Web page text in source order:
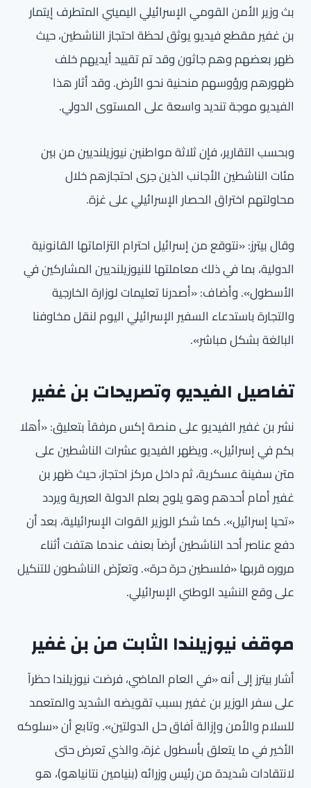
بث وزير الأمن القومي الإسرائيلي اليميني المتطرف إيتمار
بن غفير مقطع فيديو يوثق لحظة احتجاز الناشطين، حيث
ظهر بعضهم وهم جاثون وقد تم تقييد أيديهم خلف
ظهورهم ورؤوسهم منحنية نحو الأرض. وقد أثار هذا
الفيديو موجة تنديد واسعة على المستوى الدولي.
وبحسب التقارير، فإن ثلاثة مواطنين نيوزيلنديين من بين
مئات الناشطين الأجانب الذين جرى احتجازهم خلال
محاولتهم اختراق الحصار الإسرائيلي على غزة.
وقال بيترز: «نتوقع من إسرائيل احترام التزاماتها القانونية
الدولية، بما في ذلك معاملتها للنيوزيلنديين المشاركين في
الأسطول». وأضاف: «أصدرنا تعليمات لوزارة الخارجية
والتجارة باستدعاء السفير الإسرائيلي اليوم لنقل مخاوفنا
البالغة بشكل مباشر».
تفاصيل الفيديو وتصريحات بن غفير
نشر بن غفير الفيديو على منصة إكس مرفقاً بتعليق: «أهلا
بكم في إسرائيل». ويظهر الفيديو عشرات الناشطين على
متن سفينة عسكرية، ثم داخل مركز احتجاز، حيث ظهر بن
غفير أمام أحدهم وهو يلوح بعلم الدولة العبرية ويردد
«تحيا إسرائيل». كما شكر الوزير القوات الإسرائيلية، بعد أن
دفع عناصر أحد الناشطين أرضاً بعنف عندما هتفت أثناء
مروره قربها «فلسطين حرة حرة». وتعرّض الناشطون للتنكيل
على وقع النشيد الوطني الإسرائيلي.
موقف نيوزيلندا الثابت من بن غفير
أشار بيترز إلى أنه «في العام الماضي، فرضت نيوزيلندا حظراً
على سفر الوزير بن غفير بسبب تقويضه الشديد والمتعمد
للسلام والأمن وإزالة آفاق حل الدولتين». وتابع أن «سلوكه
الأخير في ما يتعلق بأسطول غزة، والذي تعرض حتى
لانتقادات شديدة من رئيس وزرائه (بنيامين نتانياهو)، هو